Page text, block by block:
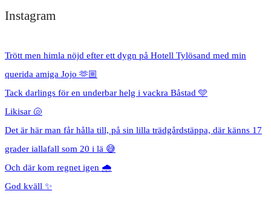
Instagram
Trött men himla nöjd efter ett dygn på Hotell Tylösand med min
querida amiga Jojo 🫶🏼
Tack darlings för en underbar helg i vackra Båstad 🩵
Likisar 🐚
Det är här man får hålla till, på sin lilla trädgårdstäppa, där känns 17
grader iallafall som 20 i lä 😅
Och där kom regnet igen 🌧️
God kväll ✨